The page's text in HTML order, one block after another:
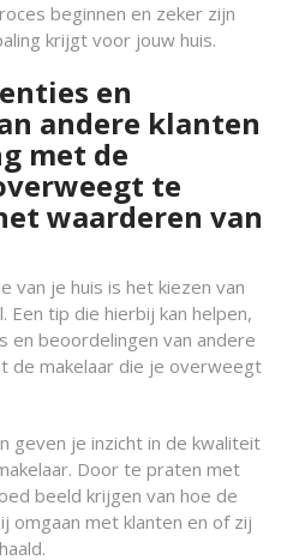
beginnen en zeker zijn
krijgt voor jouw huis.
en
andere klanten
met de
te
waarderen van
van je huis is het kiezen van
Een tip die hierbij kan helpen,
en beoordelingen van andere
de makelaar die je overweegt
geven je inzicht in de kwaliteit
Door te praten met
beeld krijgen van hoe de
omgaan met klanten en of zij